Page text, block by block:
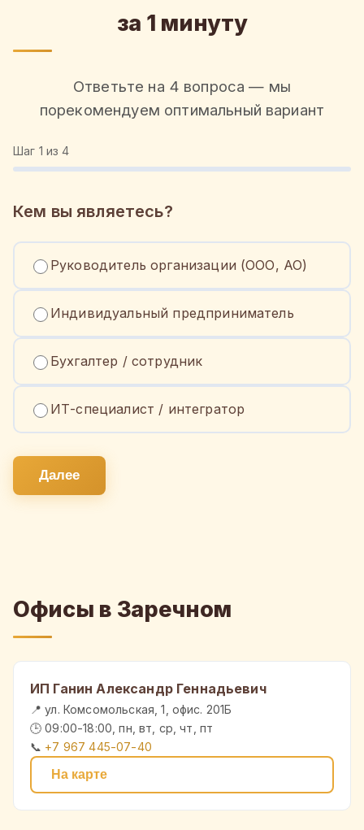
за 1 минуту
Ответьте на 4 вопроса — мы
порекомендуем оптимальный вариант
Шаг 1 из 4
Кем вы являетесь?
Руководитель организации (ООО, АО)
Индивидуальный предприниматель
Бухгалтер / сотрудник
ИТ-специалист / интегратор
Далее
Офисы в Заречном
ИП Ганин Александр Геннадьевич
📍 ул. Комсомольская, 1, офис. 201Б
🕒 09:00-18:00, пн, вт, ср, чт, пт
📞 +7 967 445-07-40
На карте